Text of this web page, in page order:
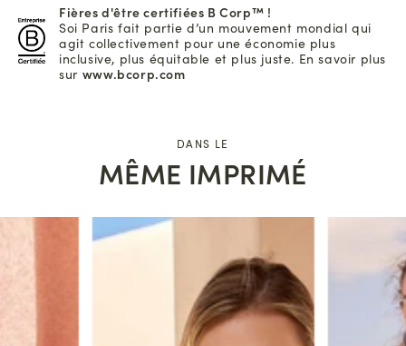
Fières d'être certifiées B Corp™ !
Soi Paris fait partie d’un mouvement mondial qui
agit collectivement pour une économie plus
inclusive, plus équitable et plus juste. En savoir plus
sur www.bcorp.com
DANS LE
MÊME IMPRIMÉ